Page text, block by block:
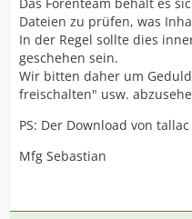
Dateien zu prüfen, was
In der Regel sollte dies
geschehen sein.
Wir bitten daher um
freischalten" usw.
PS: Der Download von
Mfg Sebastian